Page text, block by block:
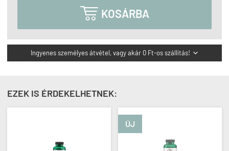
 KOSÁRBA
Ingyenes személyes átvétel, vagy akár 0 Ft-os szállítás! 
EZEK IS ÉRDEKELHETNEK:
ÚJ